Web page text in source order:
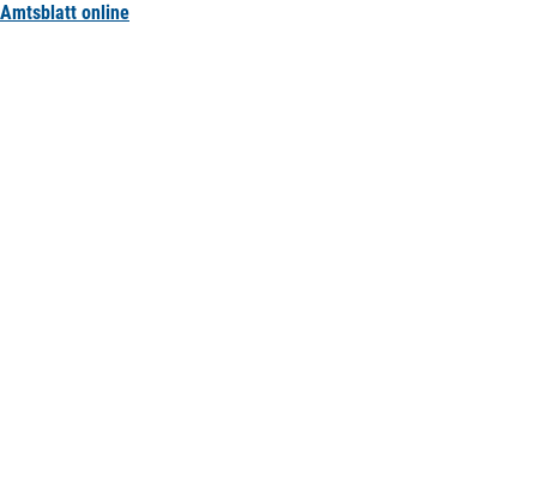
Amtsblatt online